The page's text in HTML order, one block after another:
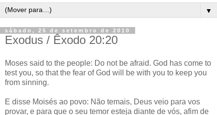
▼
sábado, 25 de setembro de 2010
Exodus / Êxodo 20:20
Moses said to the people: Do not be afraid. God has come to
test you, so that the fear of God will be with you to keep you
from sinning.
E disse Moisés ao povo: Não temais, Deus veio para vos
provar, e para que o seu temor esteja diante de vós, afim de